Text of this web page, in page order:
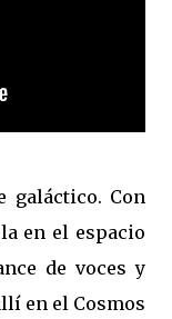
galáctico. Con
en el espacio
de voces y
en el Cosmos